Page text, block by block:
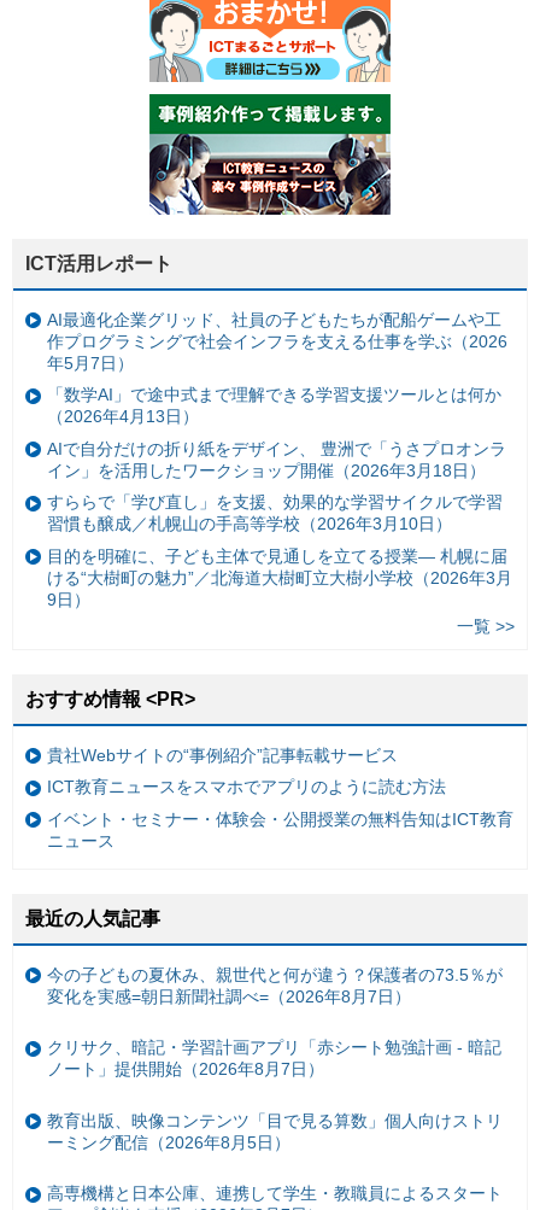
ICT活用レポート
AI最適化企業グリッド、社員の子どもたちが配船ゲームや工
作プログラミングで社会インフラを支える仕事を学ぶ（2026
年5月7日）
「数学AI」で途中式まで理解できる学習支援ツールとは何か
（2026年4月13日）
AIで自分だけの折り紙をデザイン、 豊洲で「うさプロオンラ
イン」を活用したワークショップ開催（2026年3月18日）
すららで「学び直し」を支援、効果的な学習サイクルで学習
習慣も醸成／札幌山の手高等学校（2026年3月10日）
目的を明確に、子ども主体で見通しを立てる授業— 札幌に届
ける“大樹町の魅力”／北海道大樹町立大樹小学校（2026年3月
9日）
一覧 >>
おすすめ情報 <PR>
貴社Webサイトの“事例紹介”記事転載サービス
ICT教育ニュースをスマホでアプリのように読む方法
イベント・セミナー・体験会・公開授業の無料告知はICT教育
ニュース
最近の人気記事
今の子どもの夏休み、親世代と何が違う？保護者の73.5％が
変化を実感=朝日新聞社調べ=（2026年8月7日）
クリサク、暗記・学習計画アプリ「赤シート勉強計画 - 暗記
ノート」提供開始（2026年8月7日）
教育出版、映像コンテンツ「目で見る算数」個人向けストリ
ーミング配信（2026年8月5日）
高専機構と日本公庫、連携して学生・教職員によるスタート